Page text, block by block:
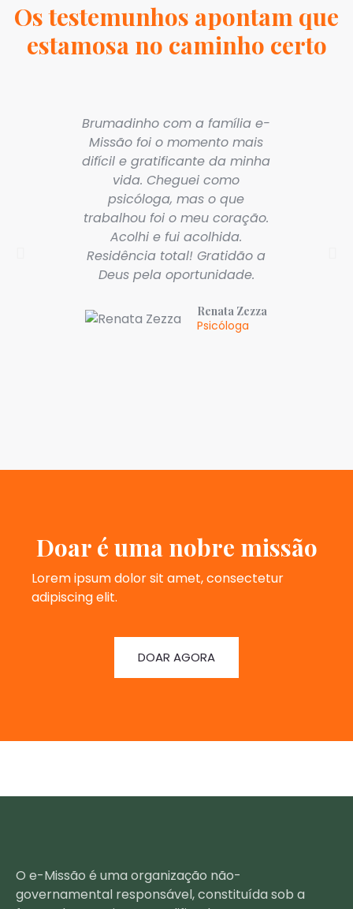
Os testemunhos apontam que
estamosa no caminho certo
Brumadinho com a família e-
Missão foi o momento mais
difícil e gratificante da minha
vida. Cheguei como
psicóloga, mas o que
trabalhou foi o meu coração.
Acolhi e fui acolhida.
Residência total! Gratidão a
Deus pela oportunidade.
Renata Zezza
Psicóloga
Doar é uma nobre missão
Lorem ipsum dolor sit amet, consectetur
adipiscing elit.
DOAR AGORA
O e-Missão é uma organização não-
governamental responsável, constituída sob a